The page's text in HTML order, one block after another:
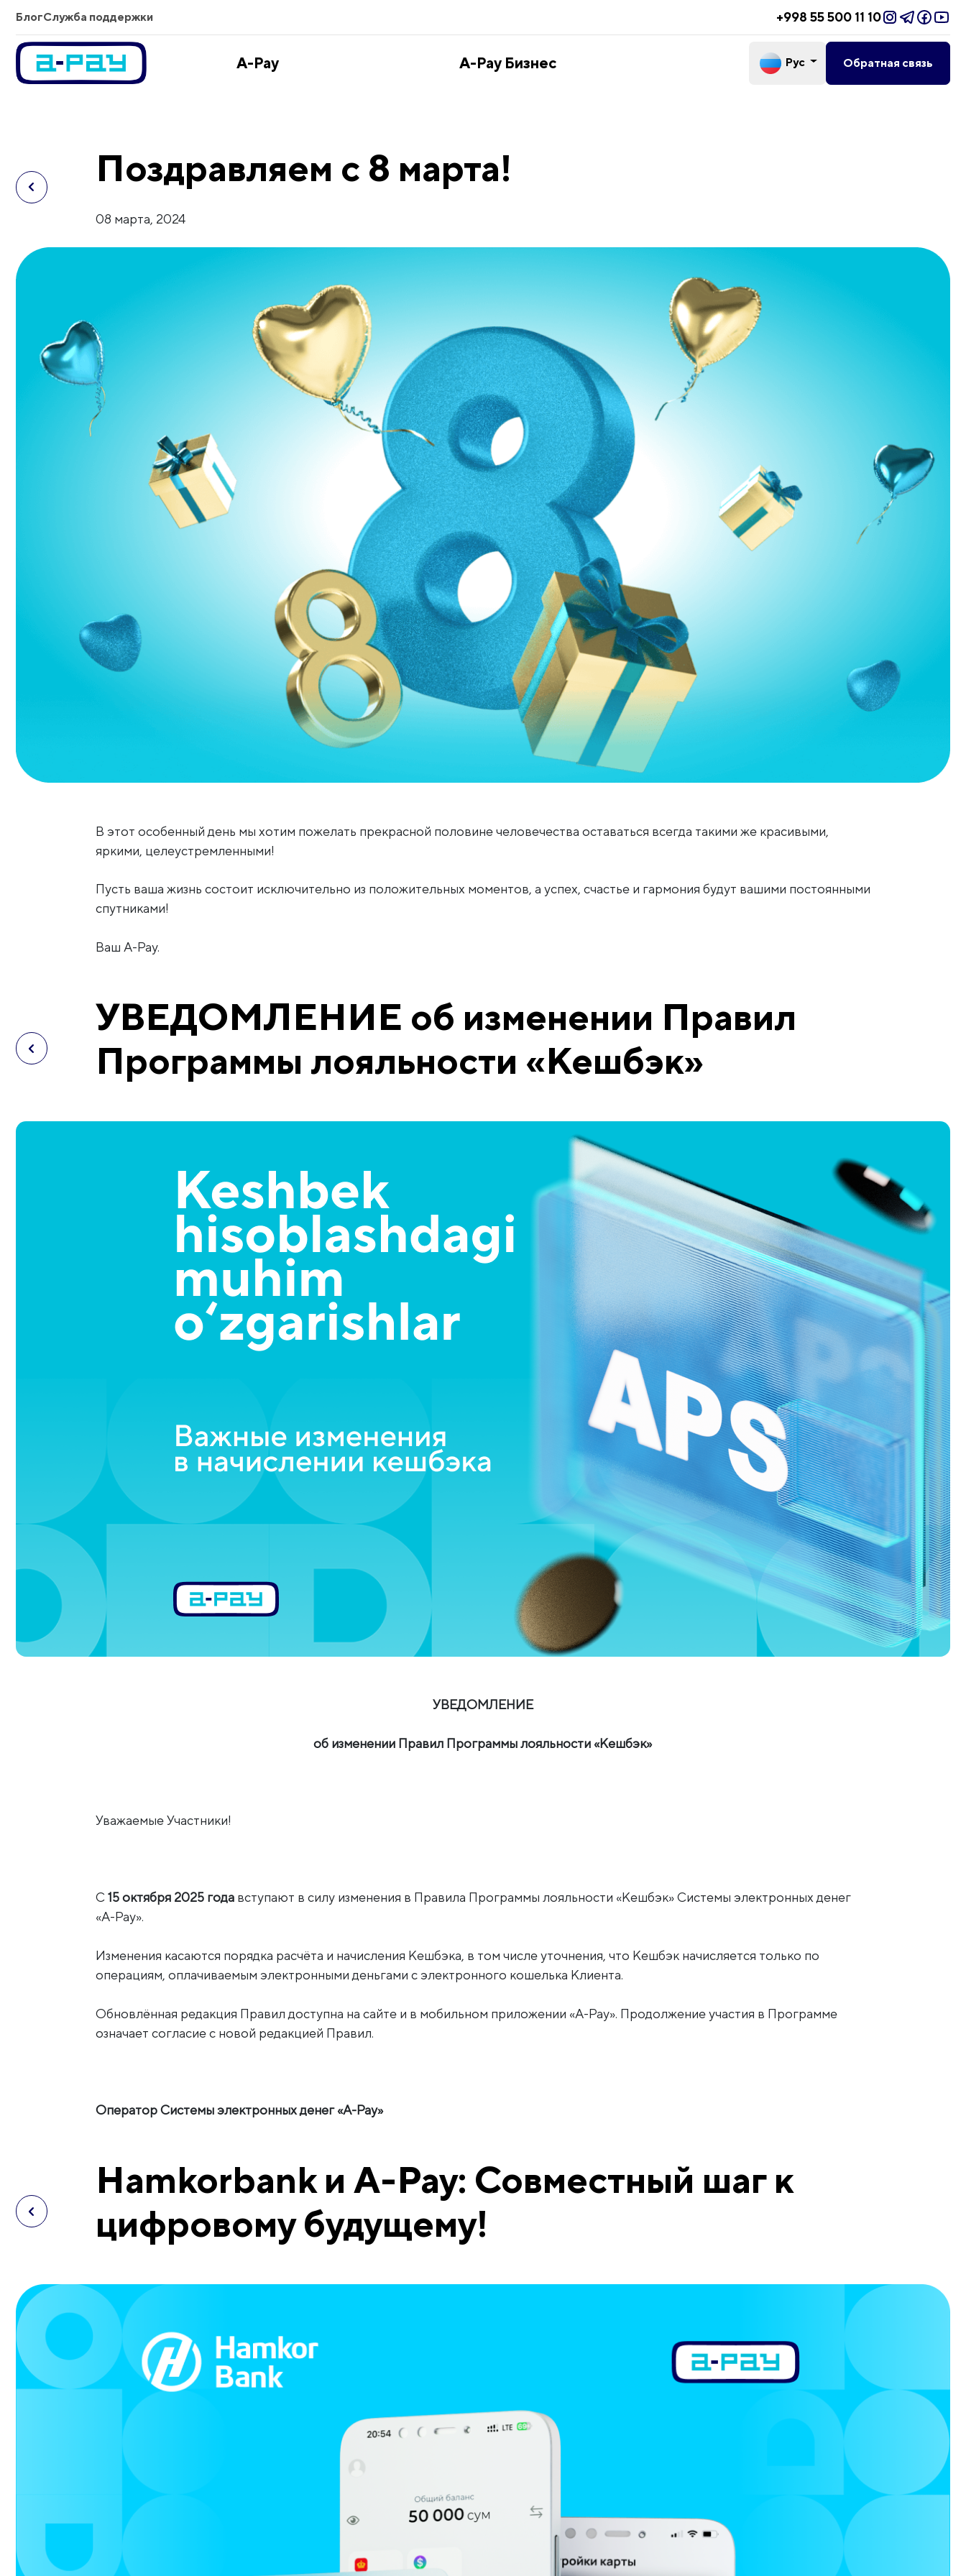
БлогСлужба поддержки +998 55 500 11 10
A-Pay A-Pay Бизнес Рус Обратная связь
Поздравляем с 8 марта!
08 марта, 2024
В этот особенный день мы хотим пожелать прекрасной половине человечества оставаться всегда такими же красивыми,
яркими, целеустремленными!
Пусть ваша жизнь состоит исключительно из положительных моментов, а успех, счастье и гармония будут вашими постоянными
спутниками!
Ваш A-Pay.
УВЕДОМЛЕНИЕ об изменении Правил
Программы лояльности «Кешбэк»
УВЕДОМЛЕНИЕ
об изменении Правил Программы лояльности «Кешбэк»
Уважаемые Участники!
С15 октября 2025 годавступают в силу изменения в Правила Программы лояльности «Кешбэк» Системы электронных денег
«A-Pay».
Изменения касаются порядка расчёта и начисления Кешбэка, в том числе уточнения, что Кешбэк начисляется только по
операциям, оплачиваемым электронными деньгами с электронного кошелька Клиента.
Обновлённая редакция Правил доступна на сайте и в мобильном приложении «A-Pay». Продолжение участия в Программе
означает согласие с новой редакцией Правил.
Оператор Системы электронных денег «A-Pay»
Hamkorbank и A-Pay: Совместный шаг к
цифровому будущему!